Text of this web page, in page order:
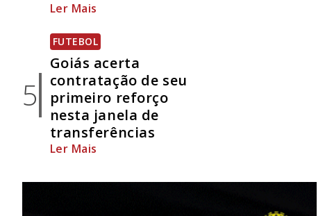
Ler Mais
5
FUTEBOL
Goiás acerta
contratação de seu
primeiro reforço
nesta janela de
transferências
Ler Mais